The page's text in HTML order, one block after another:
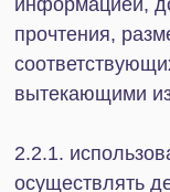
стране, где её
противоречить
законодательству
(местным)
считаться нарушением
ни один из разделов,
инструментов Сайта,